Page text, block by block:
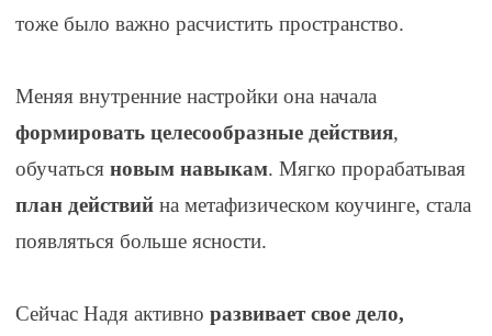
тоже было важно расчистить пространство.
Меняя внутренние настройки она начала
формировать целесообразные действия,
обучаться новым навыкам. Мягко прорабатывая
план действийна метафизическом коучинге, стала
появляться больше ясности.
Сейчас Надя активно развивает свое дело,